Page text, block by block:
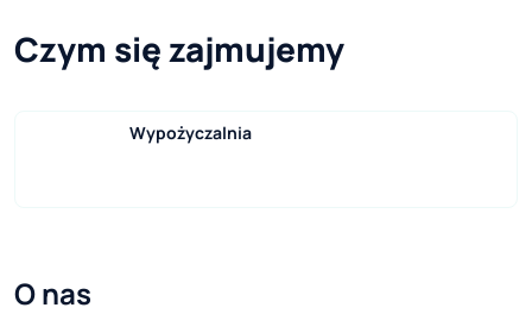
Czym się zajmujemy
Wypożyczalnia
O nas